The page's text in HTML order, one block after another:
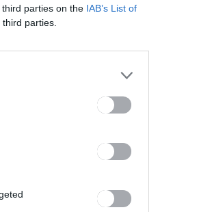
parties on the IAB’s List of
parties.